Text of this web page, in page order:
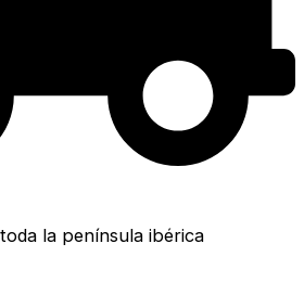
la península ibérica